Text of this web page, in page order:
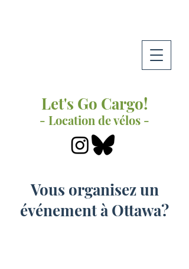
Let's Go Cargo!
- Location de vélos -
Vous organisez un
événement à Ottawa?